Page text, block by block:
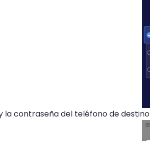
la contraseña del teléfono de destino